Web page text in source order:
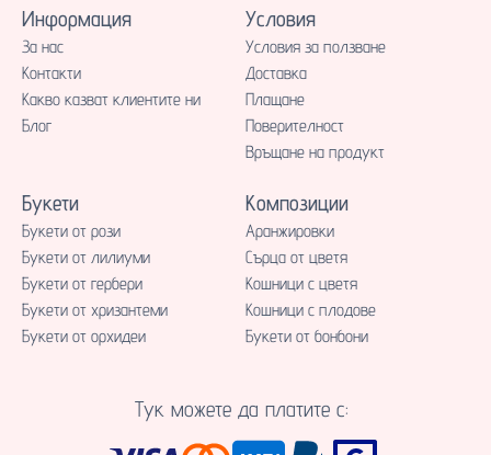
Информация
За нас
Контакти
Какво казват клиентите ни
Блог
Условия
Условия за ползване
Доставка
Плащане
Поверителност
Връщане на продукт
Букети
Букети от рози
Букети от лилиуми
Букети от гербери
Букети от хризантеми
Букети от орхидеи
Композиции
Аранжировки
Сърца от цветя
Кошници с цветя
Кошници с плодове
Букети от бонбони
Тук можете да платите с: